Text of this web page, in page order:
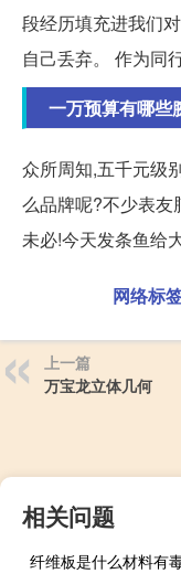
段经历填充进我们
自己丢弃。 作为同
一万预算有哪些
众所周知,五千元级
么品牌呢?不少表友
未必!今天发条鱼给
网络标
上一篇
万宝龙立体几何
相关问题